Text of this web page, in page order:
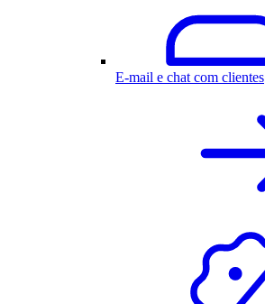
E-mail e chat com clientes